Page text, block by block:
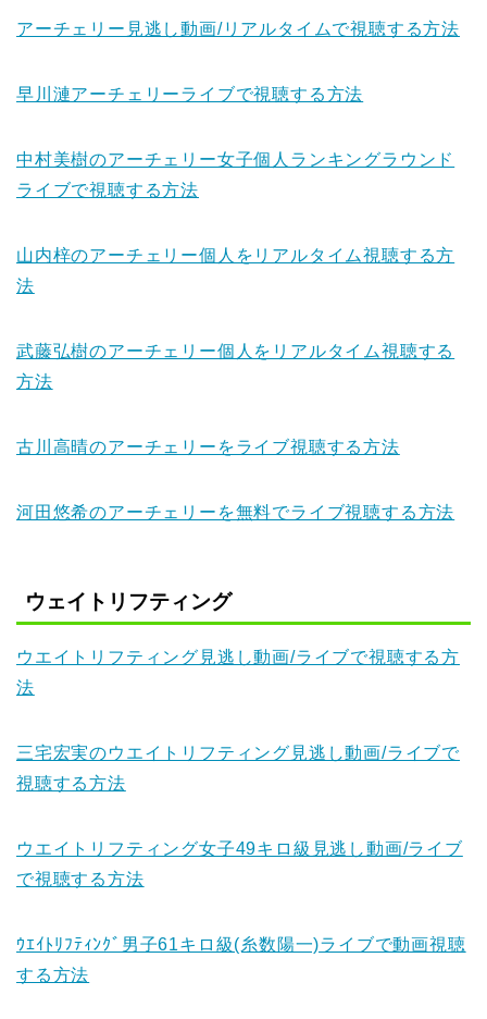
アーチェリー見逃し動画/リアルタイムで視聴する方法
早川漣アーチェリーライブで視聴する方法
中村美樹のアーチェリー女子個人ランキングラウンド
ライブで視聴する方法
山内梓のアーチェリー個人をリアルタイム視聴する方
法
武藤弘樹のアーチェリー個人をリアルタイム視聴する
方法
古川高晴のアーチェリーをライブ視聴する方法
河田悠希のアーチェリーを無料でライブ視聴する方法
ウェイトリフティング
ウエイトリフティング見逃し動画/ライブで視聴する方
法
三宅宏実のウエイトリフティング見逃し動画/ライブで
視聴する方法
ウエイトリフティング女子49キロ級見逃し動画/ライブ
で視聴する方法
ｳｴｲﾄﾘﾌﾃｨﾝｸﾞ男子61キロ級(糸数陽一)ライブで動画視聴
する方法